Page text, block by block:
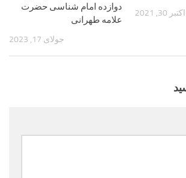
دوازده امام شناسی حضرت
علامه طهرانی
جولای 17, 2023
اکتبر 30, 2021